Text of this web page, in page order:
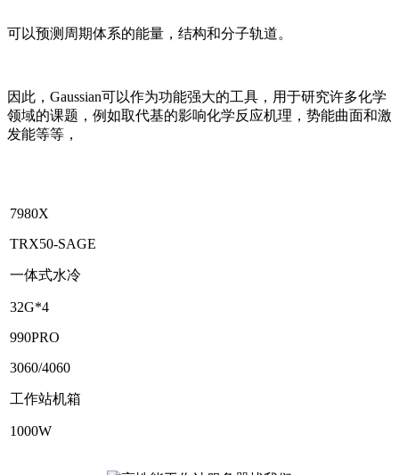
可以预测周期体系的能量，结构和分子轨道。
因此，Gaussian可以作为功能强大的工具，用于研究许多化学
领域的课题，例如取代基的影响化学反应机理，势能曲面和激
发能等等，
7980X
TRX50-SAGE
一体式水冷
32G*4
990PRO
3060/4060
工作站机箱
1000W